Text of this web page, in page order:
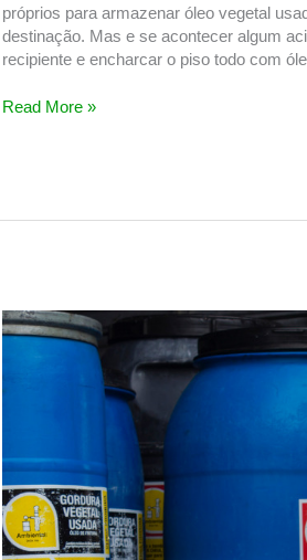
próprios para armazenar óleo vegetal
destinação. Mas e se acontecer algum
recipiente e encharcar o piso todo com
O
óleo
negócio?
Read More »